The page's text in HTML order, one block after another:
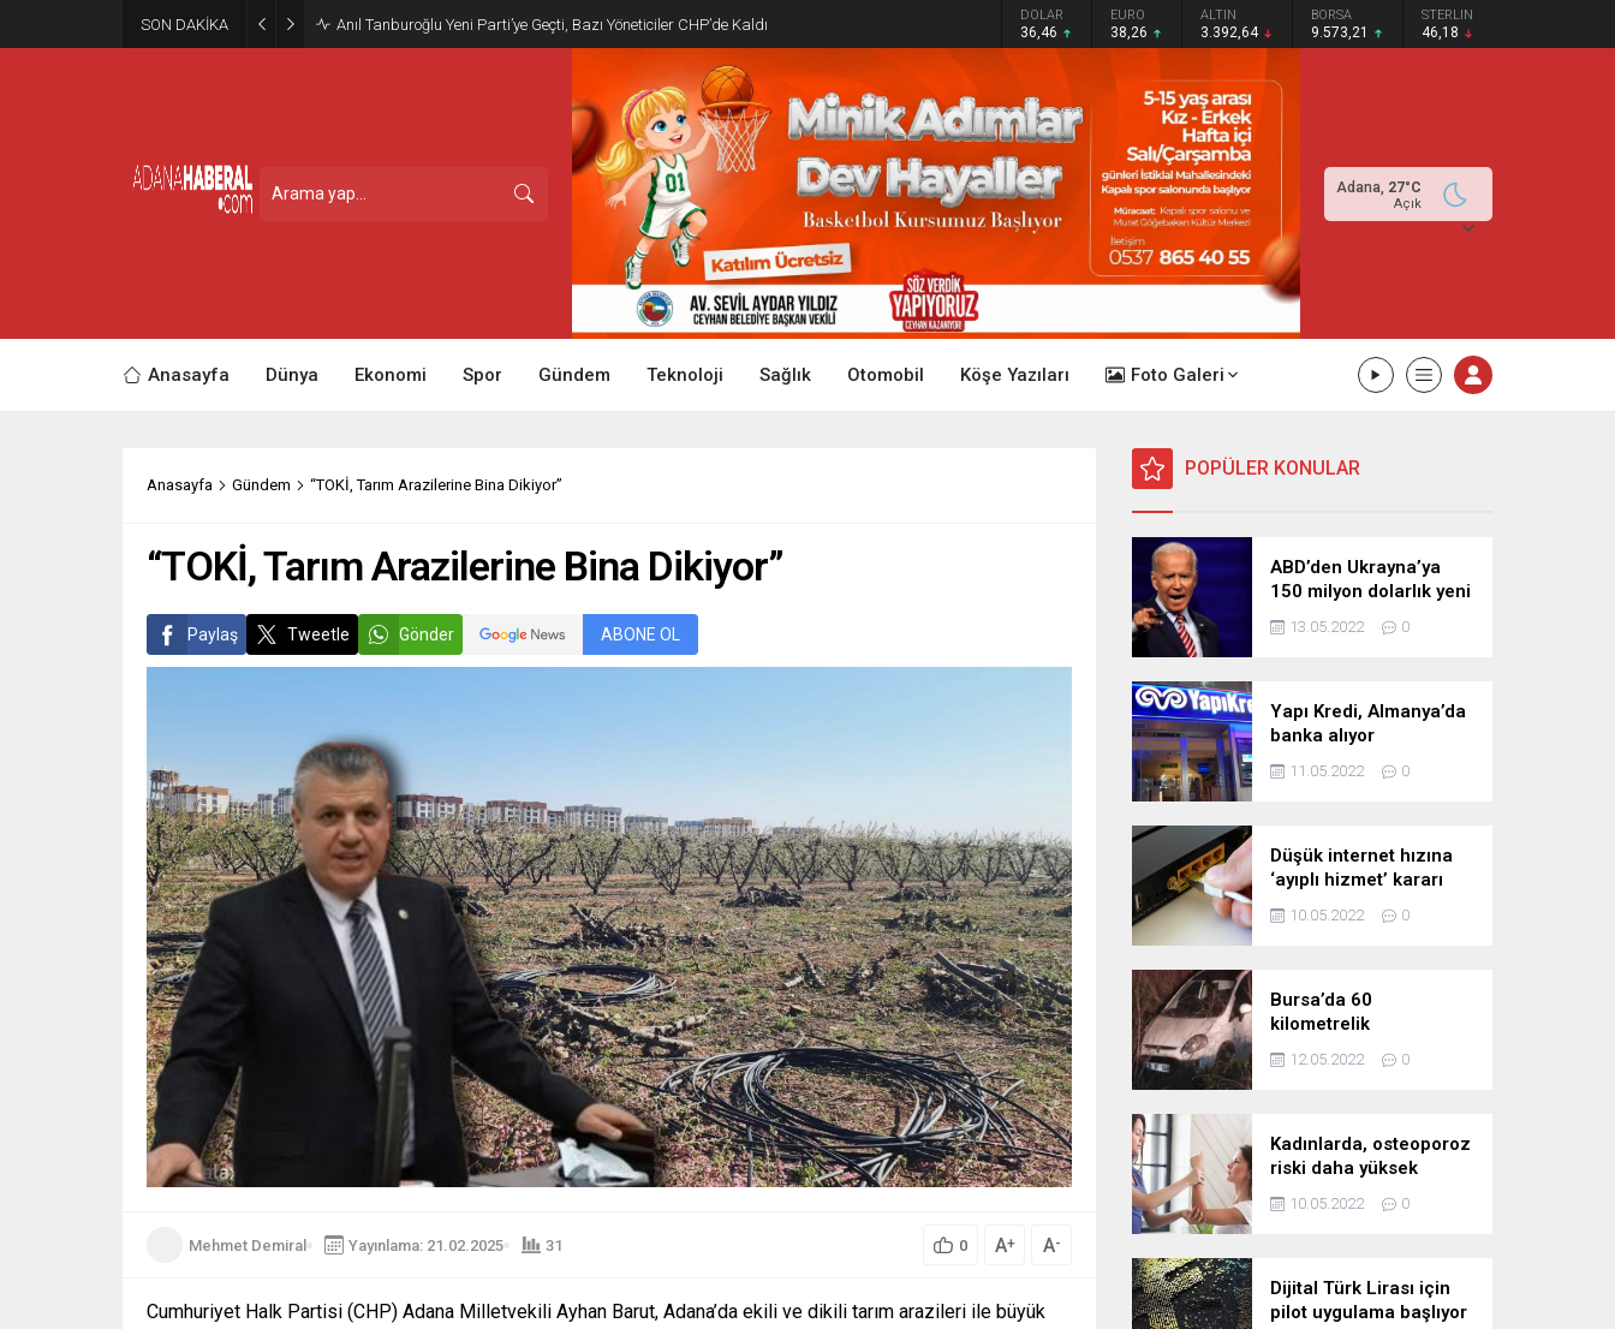
SON DAKİKA Anıl Tanburoğlu Yeni Parti’ye Geçti, Bazı Yöneticiler CHP’de Kaldı DOLAR
36,46
EURO
38,26
ALTIN
3.392,64
BORSA
9.573,21
STERLIN
46,18
Adana, 27°C
Açık
Anasayfa Dünya Ekonomi Spor Gündem Teknoloji Sağlık Otomobil Köşe Yazıları Foto Galeri
Anasayfa Gündem “TOKİ, Tarım Arazilerine Bina Dikiyor”
“TOKİ, Tarım Arazilerine Bina Dikiyor”
Paylaş Tweetle Gönder ABONE OL
Mehmet Demiral Yayınlama: 21.02.2025 31 0 A+ A-
Cumhuriyet Halk Partisi (CHP) Adana Milletvekili Ayhan Barut, Adana’da ekili ve dikili tarım arazileri ile büyük
POPÜLER KONULAR
ABD’den Ukrayna’ya
150 milyon dolarlık yeni
askeri yardım
13.05.2022 0
Yapı Kredi, Almanya’da
banka alıyor
11.05.2022 0
Düşük internet hızına
‘ayıplı hizmet’ kararı
10.05.2022 0
Bursa’da 60
kilometrelik
kovalamaca!
12.05.2022 0
Kadınlarda, osteoporoz
riski daha yüksek
10.05.2022 0
Dijital Türk Lirası için
pilot uygulama başlıyor